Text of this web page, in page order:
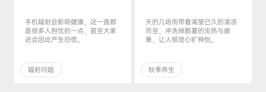
手机辐射会影响健康，这一直都
是很多人担忧的一点，甚至大家
还会因此产生恐慌。
辐射问题
天的几场雨带着渴望已久的清凉
而至，冲洗掉酷暑的炎热与疲
惫，让人顿觉心旷神怡。
秋季养生